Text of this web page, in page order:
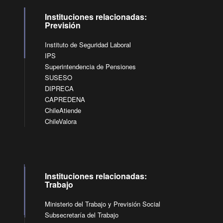
Instituciones relacionadas:
Previsión
Instituto de Seguridad Laboral
IPS
Superintendencia de Pensiones
SUSESO
DIPRECA
CAPREDENA
ChileAtiende
ChileValora
Instituciones relacionadas:
Trabajo
Ministerio del Trabajo y Previsión Social
Subsecretaría del Trabajo